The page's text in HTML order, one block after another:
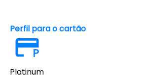
Perfil para o cartão
P
Platinum